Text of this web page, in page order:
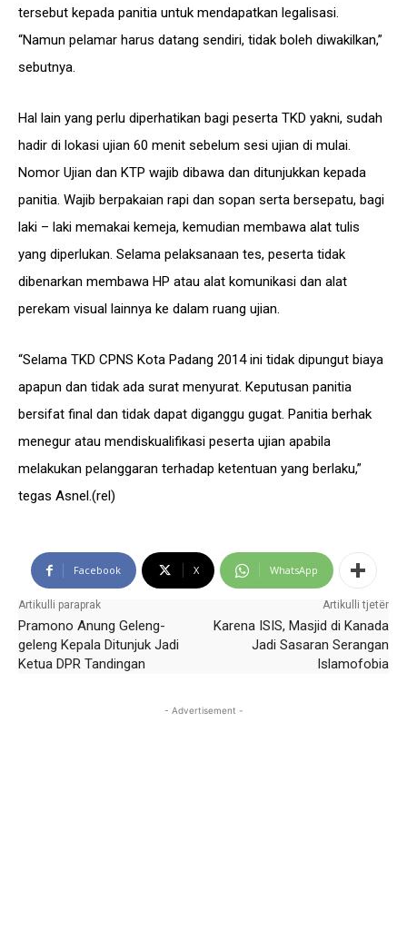
tersebut kepada panitia untuk mendapatkan legalisasi.
“Namun pelamar harus datang sendiri, tidak boleh diwakilkan,”
sebutnya.
Hal lain yang perlu diperhatikan bagi peserta TKD yakni, sudah
hadir di lokasi ujian 60 menit sebelum sesi ujian di mulai.
Nomor Ujian dan KTP wajib dibawa dan ditunjukkan kepada
panitia. Wajib berpakaian rapi dan sopan serta bersepatu, bagi
laki – laki memakai kemeja, kemudian membawa alat tulis
yang diperlukan. Selama pelaksanaan tes, peserta tidak
dibenarkan membawa HP atau alat komunikasi dan alat
perekam visual lainnya ke dalam ruang ujian.
“Selama TKD CPNS Kota Padang 2014 ini tidak dipungut biaya
apapun dan tidak ada surat menyurat. Keputusan panitia
bersifat final dan tidak dapat diganggu gugat. Panitia berhak
menegur atau mendiskualifikasi peserta ujian apabila
melakukan pelanggaran terhadap ketentuan yang berlaku,”
tegas Asnel.(rel)
Facebook X WhatsApp
Artikulli paraprak
Pramono Anung Geleng-
geleng Kepala Ditunjuk Jadi
Ketua DPR Tandingan
Artikulli tjetër
Karena ISIS, Masjid di Kanada
Jadi Sasaran Serangan
Islamofobia
- Advertisement -